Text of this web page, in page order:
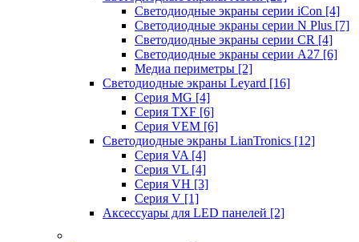
Светодиодные экраны серии iCon [4]
Светодиодные экраны серии N Plus [7]
Светодиодные экраны серии CR [4]
Светодиодные экраны серии А27 [6]
Медиа периметры [2]
Светодиодные экраны Leyard [16]
Серия MG [4]
Серия TXF [6]
Серия VEM [6]
Светодиодные экраны LianTronics [12]
Серия VA [4]
Серия VL [4]
Серия VH [3]
Серия V [1]
Аксессуары для LED панелей [2]